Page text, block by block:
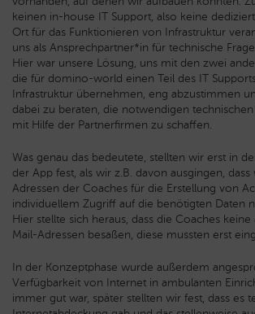
keinen in-house IT Support, also keine
Ort für das Funktionieren von Infrastruktur
uns als Ansprechpartner*in für technische
Hier war unsere Lösung, uns mit den zwei
die für domino-world einen Teil des IT
Infrastruktur übernehmen, eng abzustimmen
dabei zu beraten, die notwendigen
mit Hilfe der Partnerfirmen zu schaffen.
Was genau das bedeutete, stellten wir erst in
der App fest, als wir z.B. davon ausgingen,
Adressen der Coaches für die Erstellung von
individuellem Zugriff auf die benötigten Daten
Hier stellte sich heraus, dass die Coaches
Mail-Adressen besaßen, diese mussten erst
In der Konzeptphase wurde außerdem
Verfügbarkeit von Internet in ambulanten
immer gut war, später stellten wir fest, dass es